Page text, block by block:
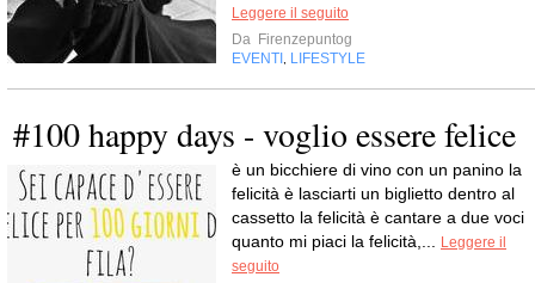
Leggere il seguito
Da Firenzepuntog
EVENTI
LIFESTYLE
#100 happy days - voglio essere felice
è un bicchiere di vino con un panino la
felicità è lasciarti un biglietto dentro al
cassetto la felicità è cantare a due voci
quanto mi piaci la felicità,...
Leggere il
seguito